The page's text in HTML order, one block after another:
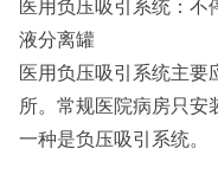
医用负压吸引系统：
液分离罐
医用负压吸引系统主要
所。常规医院病房只安
一种是负压吸引系统。